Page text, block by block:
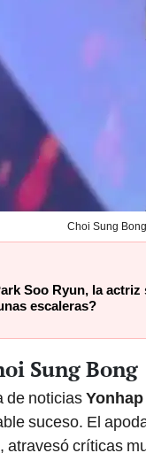
Choi Sung
Soo Ryun, la
escaleras?
Sung Bong
de noticiasYonhap
suceso. El
atravesó críticas